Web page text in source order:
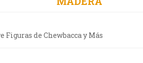
de Chewbacca y Más